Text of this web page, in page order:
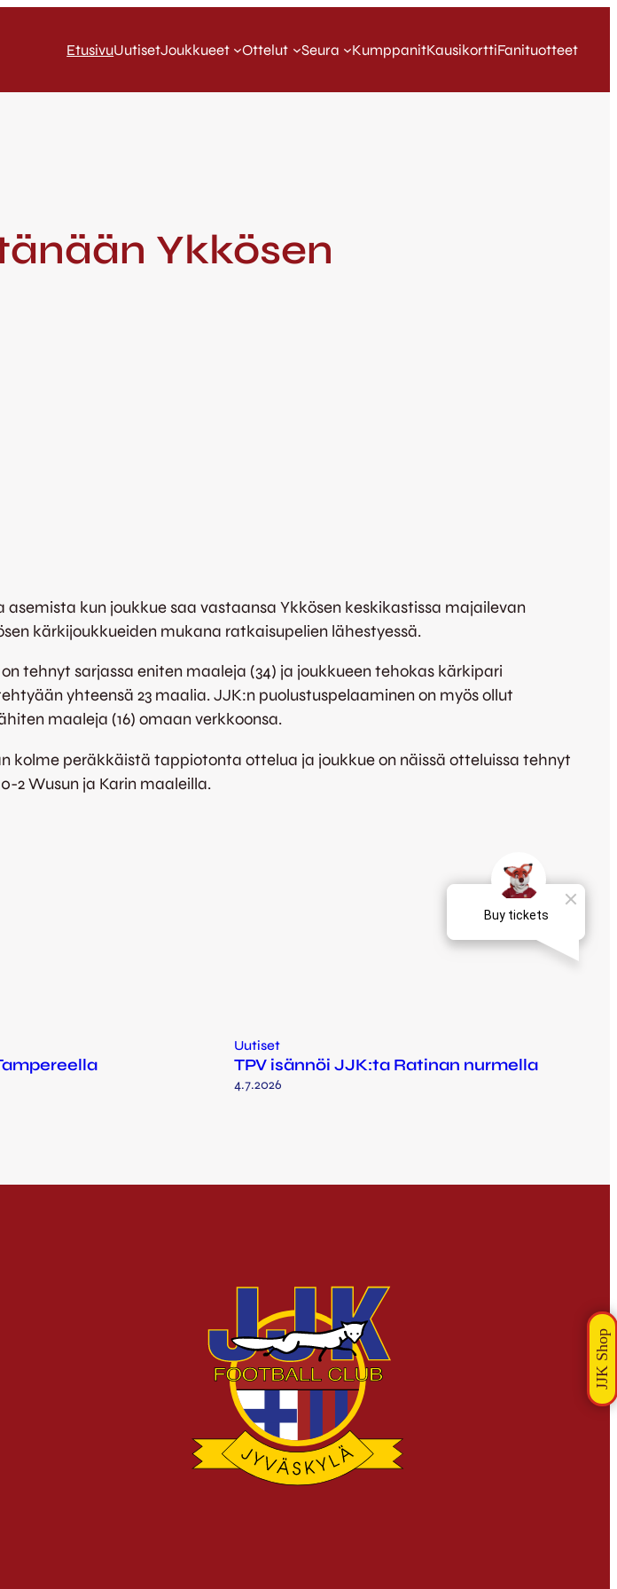
EtusivuUutisetJoukkueet Ottelut Seura KumppanitKausikorttiFanituotteet
Ykkösen
kun joukkue saa vastaansa Ykkösen keskikastissa majailevan
kärkijoukkueiden mukana ratkaisupelien lähestyessä.
tehnyt sarjassa eniten maaleja (34) ja joukkueen tehokas kärkipari
yhteensä 23 maalia. JJK:n puolustuspelaaminen on myös ollut
maaleja (16) omaan verkkoonsa.
kolme peräkkäistä tappiotonta ottelua ja joukkue on näissä otteluissa tehnyt
2 Wusun ja Karin maaleilla.
Uutiset
TPV isännöi JJK:ta Ratinan nurmella
4.7.2026